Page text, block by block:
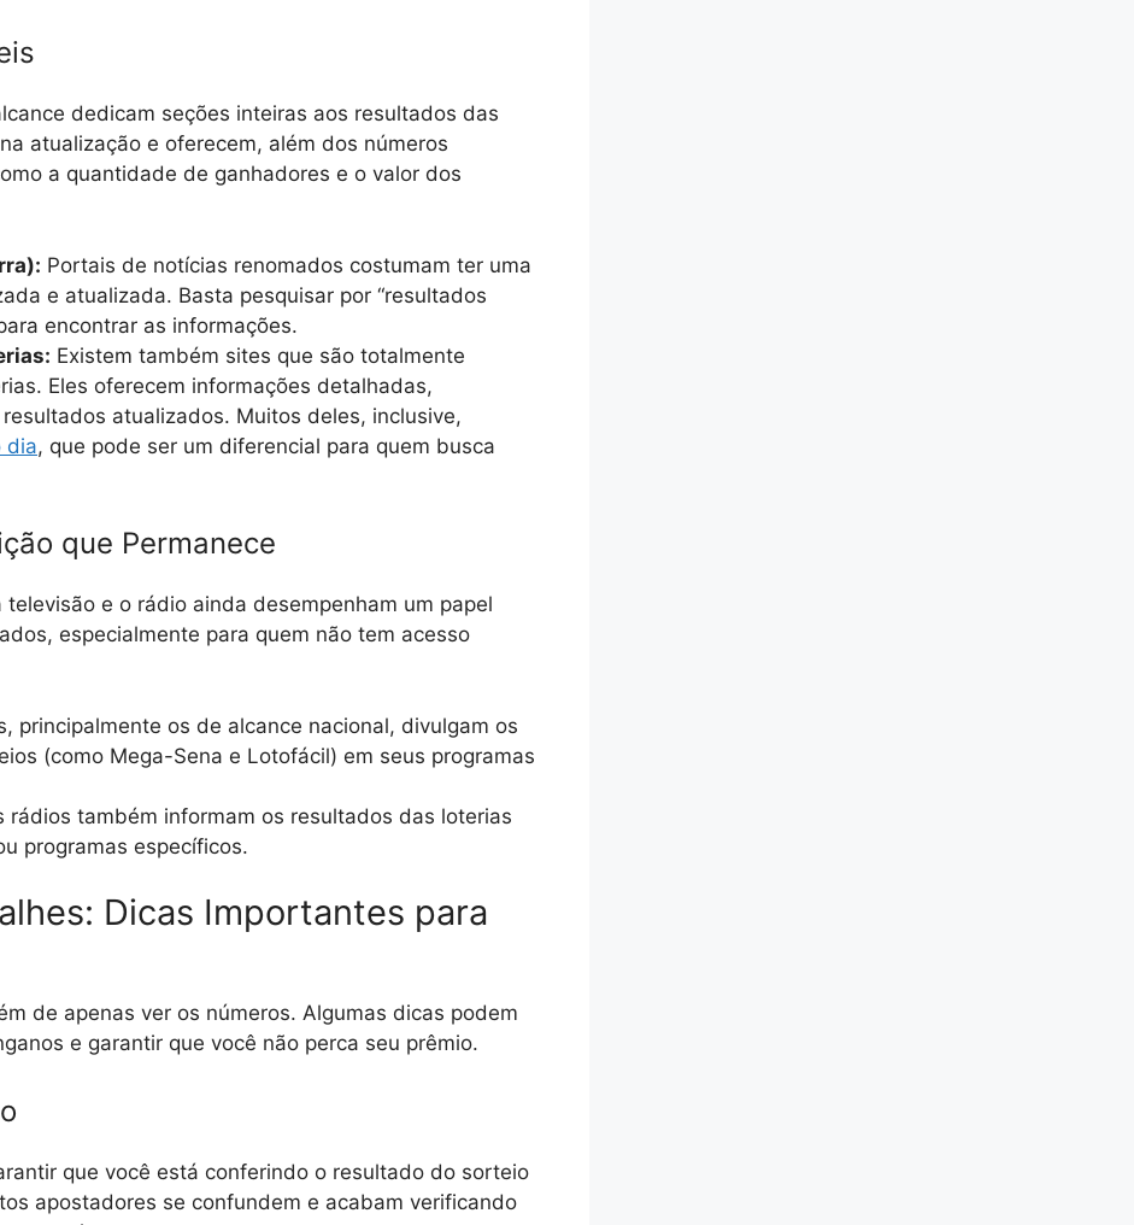
dedicam seções inteiras aos resultados das
atualização e oferecem, além dos números
a quantidade de ganhadores e o valor dos
Portais de notícias renomados costumam ter uma
e atualizada. Basta pesquisar por “resultados
encontrar as informações.
Existem também sites que são totalmente
Eles oferecem informações detalhadas,
atualizados. Muitos deles, inclusive,
dia, que pode ser um diferencial para quem busca
que Permanece
e o rádio ainda desempenham um papel
especialmente para quem não tem acesso
principalmente os de alcance nacional, divulgam os
(como Mega-Sena e Lotofácil) em seus programas
rádios também informam os resultados das loterias
programas específicos.
Dicas Importantes para
de apenas ver os números. Algumas dicas podem
e garantir que você não perca seu prêmio.
que você está conferindo o resultado do sorteio
apostadores se confundem e acabam verificando